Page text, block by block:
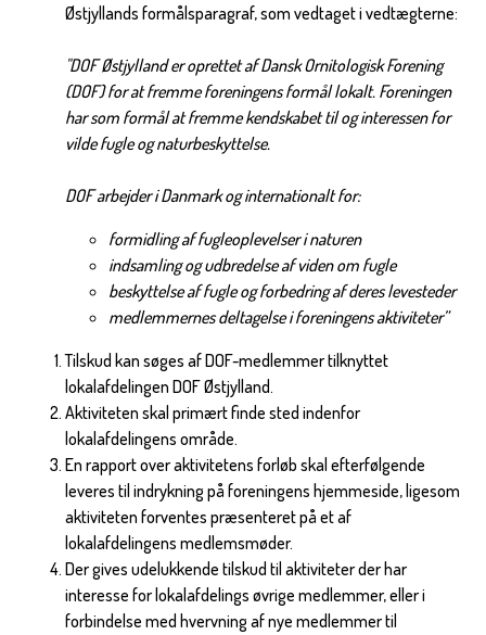
Østjyllands formålsparagraf, som vedtaget i vedtægterne:
"DOF Østjylland er oprettet af Dansk Ornitologisk Forening
(DOF) for at fremme foreningens formål lokalt. Foreningen
har som formål at fremme kendskabet til og interessen for
vilde fugle og naturbeskyttelse.
DOF arbejder i Danmark og internationalt for:
formidling af fugleoplevelser i naturen
indsamling og udbredelse af viden om fugle
beskyttelse af fugle og forbedring af deres levesteder
medlemmernes deltagelse i foreningens aktiviteter”
Tilskud kan søges af DOF-medlemmer tilknyttet
lokalafdelingen DOF Østjylland.
Aktiviteten skal primært finde sted indenfor
lokalafdelingens område.
En rapport over aktivitetens forløb skal efterfølgende
leveres til indrykning på foreningens hjemmeside, ligesom
aktiviteten forventes præsenteret på et af
lokalafdelingens medlemsmøder.
Der gives udelukkende tilskud til aktiviteter der har
interesse for lokalafdelings øvrige medlemmer, eller i
forbindelse med hvervning af nye medlemmer til